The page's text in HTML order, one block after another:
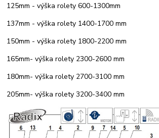
125mm - výška rolety 600-1300mm
137mm - výška rolety 1400-1700 mm
150mm - výška rolety 1800-2200 mm
165mm- výška rolety 2300-2600 mm
180mm- výška rolety 2700-3100 mm
205mm- výška rolety 3200-3400 mm